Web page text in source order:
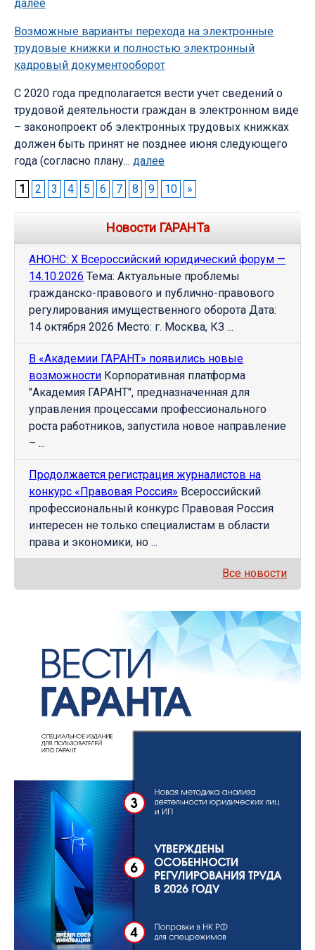
далее
Возможные варианты перехода на электронные
трудовые книжки и полностью электронный
кадровый документооборот
C 2020 года предполагается вести учет сведений о
трудовой деятельности граждан в электронном виде
– законопроект об электронных трудовых книжках
должен быть принят не позднее июня следующего
года (согласно плану... далее
1 2 3 4 5 6 7 8 9 10 »
Новости ГАРАНТа
АНОНС: Х Всероссийский юридический форум —
14.10.2026 Тема: Актуальные проблемы
гражданско-правового и публично-правового
регулирования имущественного оборота Дата:
14 октября 2026 Место: г. Москва, КЗ ...
В «Академии ГАРАНТ» появились новые
возможности Корпоративная платформа
"Академия ГАРАНТ", предназначенная для
управления процессами профессионального
роста работников, запустила новое направление
– ...
Продолжается регистрация журналистов на
конкурс «Правовая Россия» Всероссийский
профессиональный конкурс Правовая Россия
интересен не только специалистам в области
права и экономики, но ...
Все новости